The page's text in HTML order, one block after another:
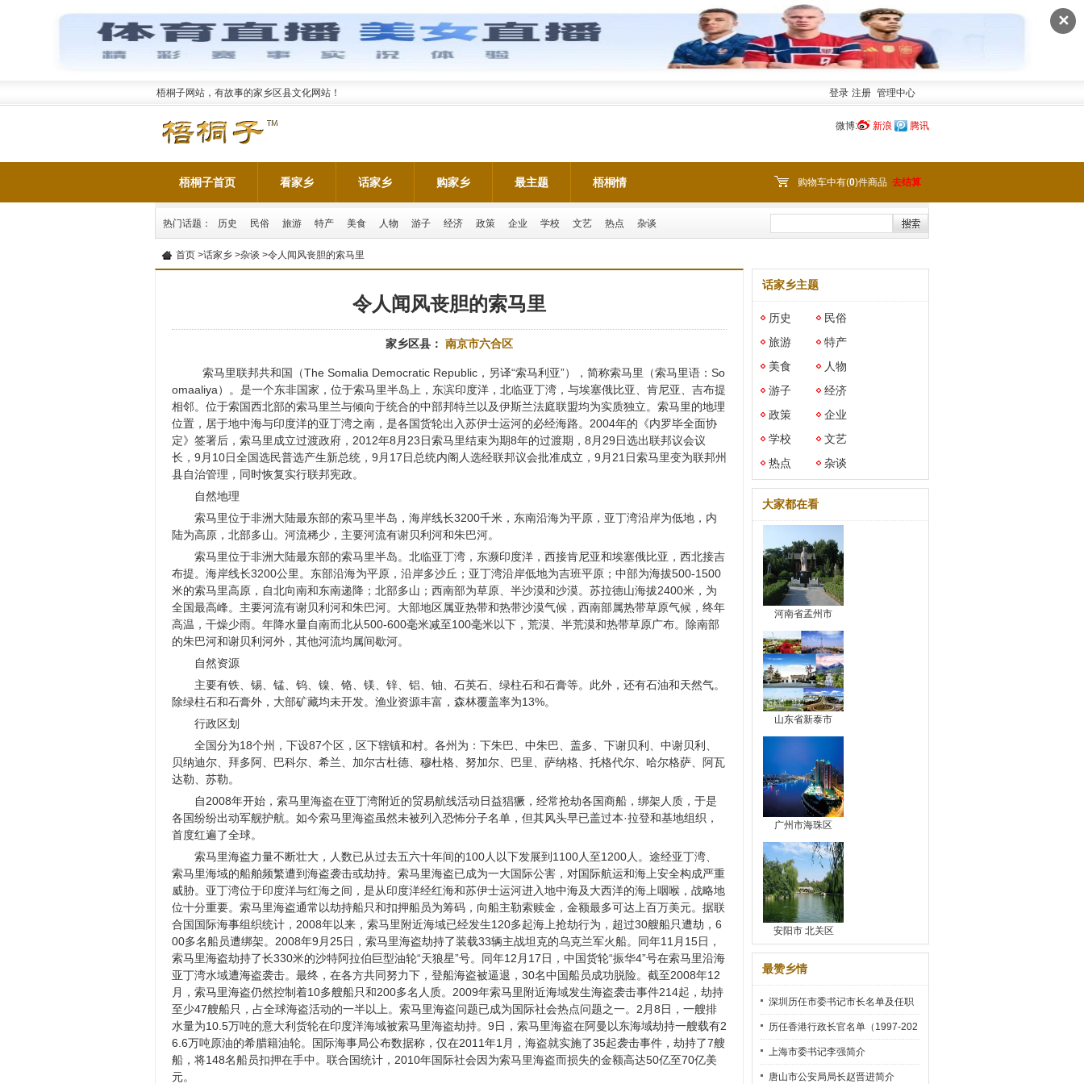
✕
梧桐子网站，有故事的家乡区县文化网站！ 登录 注册 管理中心
微博: 新浪 腾讯
梧桐子首页 看家乡 话家乡 购家乡 最主题 梧桐情 购物车中有(0)件商品 去结算
热门话题： 历史 民俗 旅游 特产 美食 人物 游子 经济 政策 企业 学校 文艺 热点 杂谈
首页 >话家乡 >杂谈 >令人闻风丧胆的索马里
令人闻风丧胆的索马里
家乡区县： 南京市六合区
索马里联邦共和国（The Somalia Democratic Republic，另译“索马利亚”），简称索马里（索马里语：So
omaaliya）。是一个东非国家，位于索马里半岛上，东滨印度洋，北临亚丁湾，与埃塞俄比亚、肯尼亚、吉布提
相邻。位于索国西北部的索马里兰与倾向于统合的中部邦特兰以及伊斯兰法庭联盟均为实质独立。索马里的地理
位置，居于地中海与印度洋的亚丁湾之南，是各国货轮出入苏伊士运河的必经海路。2004年的《内罗毕全面协
定》签署后，索马里成立过渡政府，2012年8月23日索马里结束为期8年的过渡期，8月29日选出联邦议会议
长，9月10日全国选民普选产生新总统，9月17日总统内阁人选经联邦议会批准成立，9月21日索马里变为联邦州
县自治管理，同时恢复实行联邦宪政。
自然地理
索马里位于非洲大陆最东部的索马里半岛，海岸线长3200千米，东南沿海为平原，亚丁湾沿岸为低地，内
陆为高原，北部多山。河流稀少，主要河流有谢贝利河和朱巴河。
索马里位于非洲大陆最东部的索马里半岛。北临亚丁湾，东濒印度洋，西接肯尼亚和埃塞俄比亚，西北接吉
布提。海岸线长3200公里。东部沿海为平原，沿岸多沙丘；亚丁湾沿岸低地为吉班平原；中部为海拔500-1500
米的索马里高原，自北向南和东南递降；北部多山；西南部为草原、半沙漠和沙漠。苏拉德山海拔2400米，为
全国最高峰。主要河流有谢贝利河和朱巴河。大部地区属亚热带和热带沙漠气候，西南部属热带草原气候，终年
高温，干燥少雨。年降水量自南而北从500-600毫米减至100毫米以下，荒漠、半荒漠和热带草原广布。除南部
的朱巴河和谢贝利河外，其他河流均属间歇河。
自然资源
主要有铁、锡、锰、钨、镍、铬、镁、锌、铝、铀、石英石、绿柱石和石膏等。此外，还有石油和天然气。
除绿柱石和石膏外，大部矿藏均未开发。渔业资源丰富，森林覆盖率为13%。
行政区划
全国分为18个州，下设87个区，区下辖镇和村。各州为：下朱巴、中朱巴、盖多、下谢贝利、中谢贝利、
贝纳迪尔、拜多阿、巴科尔、希兰、加尔古杜德、穆杜格、努加尔、巴里、萨纳格、托格代尔、哈尔格萨、阿瓦
达勒、苏勒。
自2008年开始，索马里海盗在亚丁湾附近的贸易航线活动日益猖獗，经常抢劫各国商船，绑架人质，于是
各国纷纷出动军舰护航。如今索马里海盗虽然未被列入恐怖分子名单，但其风头早已盖过本·拉登和基地组织，
首度红遍了全球。
索马里海盗力量不断壮大，人数已从过去五六十年间的100人以下发展到1100人至1200人。途经亚丁湾、
索马里海域的船舶频繁遭到海盗袭击或劫持。索马里海盗已成为一大国际公害，对国际航运和海上安全构成严重
威胁。亚丁湾位于印度洋与红海之间，是从印度洋经红海和苏伊士运河进入地中海及大西洋的海上咽喉，战略地
位十分重要。索马里海盗通常以劫持船只和扣押船员为筹码，向船主勒索赎金，金额最多可达上百万美元。据联
合国国际海事组织统计，2008年以来，索马里附近海域已经发生120多起海上抢劫行为，超过30艘船只遭劫，6
00多名船员遭绑架。2008年9月25日，索马里海盗劫持了装载33辆主战坦克的乌克兰军火船。同年11月15日，
索马里海盗劫持了长330米的沙特阿拉伯巨型油轮“天狼星”号。同年12月17日，中国货轮“振华4”号在索马里沿海
亚丁湾水域遭海盗袭击。最终，在各方共同努力下，登船海盗被逼退，30名中国船员成功脱险。截至2008年12
月，索马里海盗仍然控制着10多艘船只和200多名人质。2009年索马里附近海域发生海盗袭击事件214起，劫持
至少47艘船只，占全球海盗活动的一半以上。索马里海盗问题已成为国际社会热点问题之一。2月8日，一艘排
水量为10.5万吨的意大利货轮在印度洋海域被索马里海盗劫持。9日，索马里海盗在阿曼以东海域劫持一艘载有2
6.6万吨原油的希腊籍油轮。国际海事局公布数据称，仅在2011年1月，海盗就实施了35起袭击事件，劫持了7艘
船，将148名船员扣押在手中。联合国统计，2010年国际社会因为索马里海盗而损失的金额高达50亿至70亿美
元。
话家乡主题
历史
民俗
旅游
特产
美食
人物
游子
经济
政策
企业
学校
文艺
热点
杂谈
大家都在看
河南省孟州市
山东省新泰市
广州市海珠区
安阳市 北关区
最赞乡情
深圳历任市委书记市长名单及任职
时间
历任香港行政长官名单（1997-202
2）
上海市委书记李强简介
唐山市公安局局长赵晋进简介